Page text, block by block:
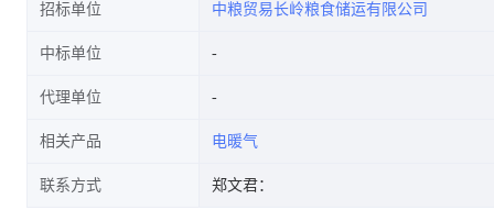
招标单位 中粮贸易长岭粮食储运有限公司
中标单位
代理单位
相关产品 电暖气
联系方式 郑文君：